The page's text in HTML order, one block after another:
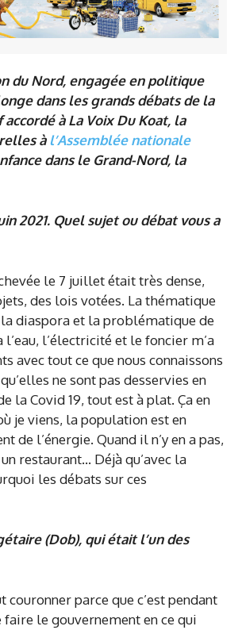
du Nord, engagée en politique
dans les grands débats de la
à La Voix Du Koat, la
àl’Assemblée nationale
dans le Grand-Nord, la
2021. Quel sujet ou débat vous a
le 7 juillet était très dense,
des lois votées. La thématique
diaspora et la problématique de
l’électricité et le foncier m’a
avec tout ce que nous connaissons
ne sont pas desservies en
la Covid 19, tout est à plat. Ça en
je viens, la population est en
l’énergie. Quand il n’y en a pas,
restaurant… Déjà qu’avec la
les débats sur ces
(Dob), qui était l’un des
parce que c’est pendant
le gouvernement en ce qui